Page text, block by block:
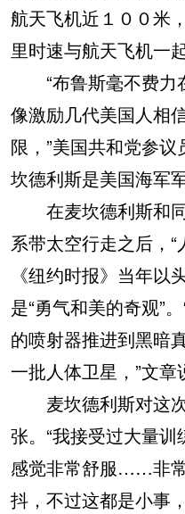
航天飞机近１００米
里时速与航天飞机一
“布鲁斯毫不费力
像激励几代美国人相
限，”美国共和党参
坎德利斯是美国海军
在麦坎德利斯和同
系带太空行走之后，
《纽约时报》当年以
是“勇气和美的奇观”
的喷射器推进到黑暗
一批人体卫星，”文章
麦坎德利斯对这次
张。“我接受过大量
感觉非常舒服……非
抖，不过这都是小事